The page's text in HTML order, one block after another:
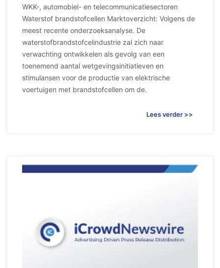
WKK-, automobiel- en telecommunicatiesectoren
Waterstof brandstofcellen Marktoverzicht: Volgens de
meest recente onderzoeksanalyse. De
waterstofbrandstofcelindustrie zal zich naar
verwachting ontwikkelen als gevolg van een
toenemend aantal wetgevingsinitiatieven en
stimulansen voor de productie van elektrische
voertuigen met brandstofcellen om de.
Lees verder >>